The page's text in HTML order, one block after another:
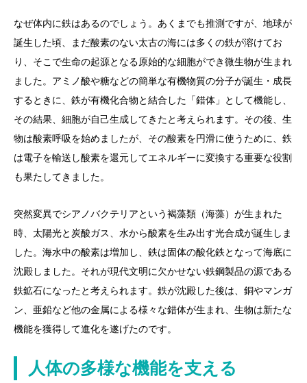
なぜ体内に鉄はあるのでしょう。あくまでも推測ですが、地球が
誕生した頃、まだ酸素のない太古の海には多くの鉄が溶けてお
り、そこで生命の起源となる原始的な細胞ができ微生物が生まれ
ました。アミノ酸や糖などの簡単な有機物質の分子が誕生・成長
するときに、鉄が有機化合物と結合した「錯体」として機能し、
その結果、細胞が自己生成してきたと考えられます。その後、生
物は酸素呼吸を始めましたが、その酸素を円滑に使うために、鉄
は電子を輸送し酸素を還元してエネルギーに変換する重要な役割
も果たしてきました。
突然変異でシアノバクテリアという褐藻類（海藻）が生まれた
時、太陽光と炭酸ガス、水から酸素を生み出す光合成が誕生しま
した。海水中の酸素は増加し、鉄は固体の酸化鉄となって海底に
沈殿しました。それが現代文明に欠かせない鉄鋼製品の源である
鉄鉱石になったと考えられます。鉄が沈殿した後は、銅やマンガ
ン、亜鉛など他の金属による様々な錯体が生まれ、生物は新たな
機能を獲得して進化を遂げたのです。
人体の多様な機能を支える